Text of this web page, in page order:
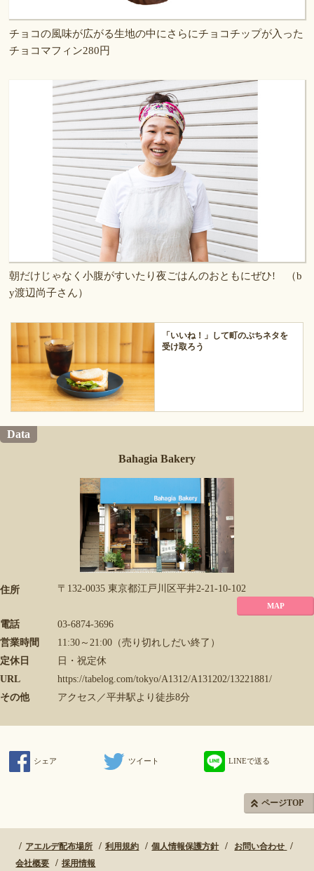
チョコの風味が広がる生地の中にさらにチョコチップが入った
チョコマフィン280円
朝だけじゃなく小腹がすいたり夜ごはんのおともにぜひ! （b
y渡辺尚子さん）
「いいね！」して町のぷちネタを
受け取ろう
Data
Bahagia Bakery
住所 〒132-0035 東京都江戸川区平井2-21-10-102
MAP
電話
03-6874-3696
営業時間
11:30～21:00（売り切れしだい終了）
定休日
日・祝定休
URL
https://tabelog.com/tokyo/A1312/A131202/13221881/
その他
アクセス／平井駅より徒歩8分
シェア ツイート LINEで送る
ページTOP
アエルデ配布場所 利用規約 個人情報保護方針
お問い合わせ
会社概要
採用情報